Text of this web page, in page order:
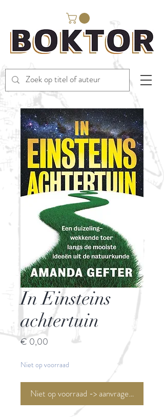
In Einsteins
achtertuin
€ 0,00
Niet op voorraad
Niet op voorraad -> aanvragen <-